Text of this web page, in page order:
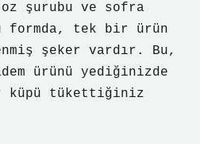
şurubu ve sofra
tek bir ürün
şeker vardır. Bu,
ürünü yediğinizde
küpü tükettiğiniz